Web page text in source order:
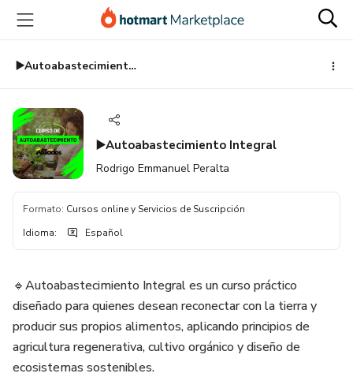
principal
página
de
página
▶️Autoabastecimiento Integral
▶️Autoabastecimiento Integral
Rodrigo Emmanuel Peralta
Formato: Cursos online y Servicios de Suscripción
Idioma: Español
🔹Autoabastecimiento Integral es un curso práctico
diseñado para quienes desean reconectar con la tierra y
producir sus propios alimentos, aplicando principios de
agricultura regenerativa, cultivo orgánico y diseño de
ecosistemas sostenibles.